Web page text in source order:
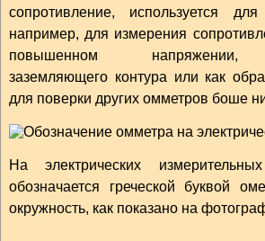
сопротивление, используется
например, для измерения
повышенном напряжении,
заземляющего контура или как
для поверки других омметров боше
На электрических
обозначается греческой буквой
окружность, как показано на